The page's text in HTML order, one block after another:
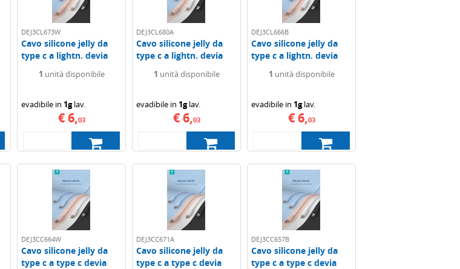
DEJ3CL673W
Cavo silicone jelly da
type c a lightn. devia
1 unità disponibile
evadibile in 1glav.
€ 6,03
DEJ3CL680A
Cavo silicone jelly da
type c a lightn. devia
1 unità disponibile
evadibile in 1glav.
€ 6,03
DEJ3CL666B
Cavo silicone jelly da
type c a lightn. devia
1 unità disponibile
evadibile in 1glav.
€ 6,03
DEJ3CC664W
Cavo silicone jelly da
type c a type c devia
DEJ3CC671A
Cavo silicone jelly da
type c a type c devia
DEJ3CC657B
Cavo silicone jelly da
type c a type c devia